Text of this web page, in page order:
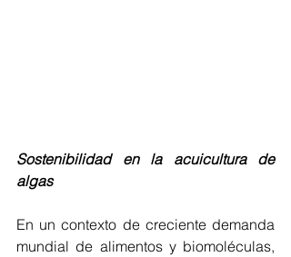
Sostenibilidad en la acuicultura de
algas
En un contexto de creciente demanda
mundial de alimentos y biomoléculas,